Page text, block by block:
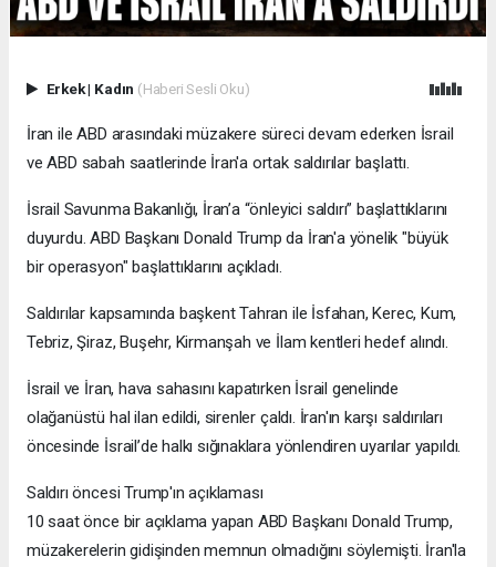
Erkek| Kadın (Haberi Sesli Oku)
İran ile ABD arasındaki müzakere süreci devam ederken İsrail
ve ABD sabah saatlerinde İran'a ortak saldırılar başlattı.
İsrail Savunma Bakanlığı, İran’a “önleyici saldırı” başlattıklarını
duyurdu. ABD Başkanı Donald Trump da İran'a yönelik "büyük
bir operasyon" başlattıklarını açıkladı.
Saldırılar kapsamında başkent Tahran ile İsfahan, Kerec, Kum,
Tebriz, Şiraz, Buşehr, Kirmanşah ve İlam kentleri hedef alındı.
İsrail ve İran, hava sahasını kapatırken İsrail genelinde
olağanüstü hal ilan edildi, sirenler çaldı. İran'ın karşı saldırıları
öncesinde İsrail’de halkı sığınaklara yönlendiren uyarılar yapıldı.
Saldırı öncesi Trump'ın açıklaması
10 saat önce bir açıklama yapan ABD Başkanı Donald Trump,
müzakerelerin gidişinden memnun olmadığını söylemişti. İran'la